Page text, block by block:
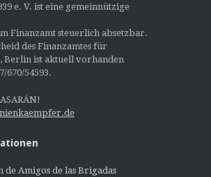
e. V. ist eine gemeinnützige
Finanzamt steuerlich absetzbar.
des Finanzamtes für
Berlin ist aktuell vorhanden
670/54593.
de Amigos de las Brigadas